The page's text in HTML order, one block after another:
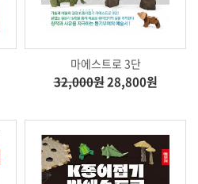
마에스트로 3단
32,000원28,800원